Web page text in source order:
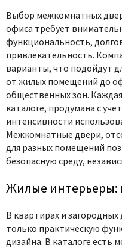
Выбор межкомнатных
офиса требует
функциональность,
привлекательность.
варианты, что подойдут
от жилых помещений до
общественных зон.
каталоге, продумана с
интенсивности
Межкомнатные двери,
для разных помещений
безопасную среду,
Жилые интерьеры:
В квартирах и
только практическую
дизайна. В каталоге есть